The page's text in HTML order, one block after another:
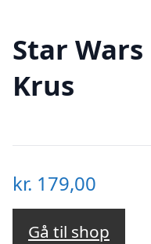
Star Wars
Krus
kr. 179,00
Gå til shop